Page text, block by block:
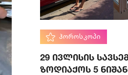
ᲰᲝᲠᲝᲡᲙᲝᲞᲘ
29 ივლისის
ზოდიაქოს 5